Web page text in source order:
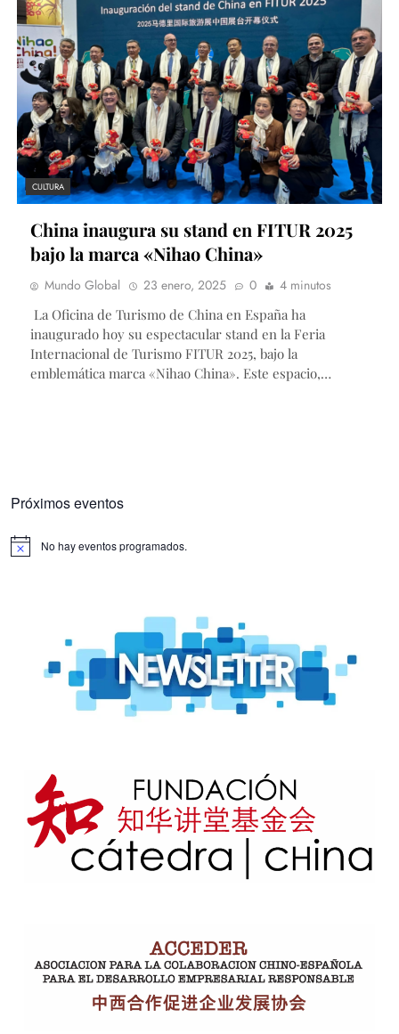
CULTURA
China inaugura su stand en FITUR 2025
bajo la marca «Nihao China»
Mundo Global 23 enero, 2025 0
4 minutos
La Oficina de Turismo de China en España ha
inaugurado hoy su espectacular stand en la Feria
Internacional de Turismo FITUR 2025, bajo la
emblemática marca «Nihao China». Este espacio,…
Próximos eventos
Aviso No hay eventos programados.